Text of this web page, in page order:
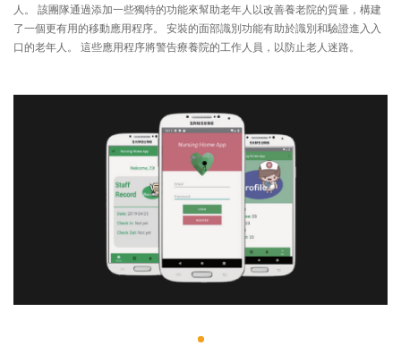
人。 該團隊通過添加一些獨特的功能來幫助老年人以改善養老院的質量，構建
了一個更有用的移動應用程序。 安裝的面部識別功能有助於識別和驗證進入入
口的老年人。 這些應用程序將警告療養院的工作人員，以防止老人迷路。